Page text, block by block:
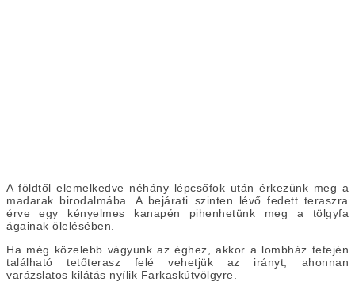
A földtől elemelkedve néhány lépcsőfok után érkezünk meg a
madarak birodalmába. A bejárati szinten lévő fedett teraszra
érveegy kényelmes kanapén pihenhetünk meg
a tölgyfa
ágainak ölelésében.
Ha még közelebb vágyunk az éghez, akkor a lombház tetején
található tetőterasz felé vehetjük az irányt, ahonnan
varázslatos kilátás nyílik Farkaskútvölgyre.